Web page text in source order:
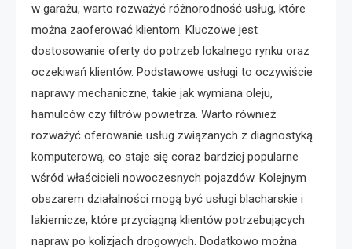
w garażu, warto rozważyć różnorodność usług, które
można zaoferować klientom. Kluczowe jest
dostosowanie oferty do potrzeb lokalnego rynku oraz
oczekiwań klientów. Podstawowe usługi to oczywiście
naprawy mechaniczne, takie jak wymiana oleju,
hamulców czy filtrów powietrza. Warto również
rozważyć oferowanie usług związanych z diagnostyką
komputerową, co staje się coraz bardziej popularne
wśród właścicieli nowoczesnych pojazdów. Kolejnym
obszarem działalności mogą być usługi blacharskie i
lakiernicze, które przyciągną klientów potrzebujących
napraw po kolizjach drogowych. Dodatkowo można